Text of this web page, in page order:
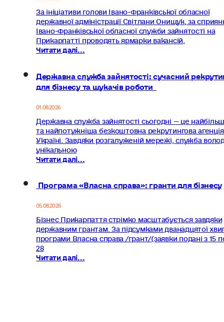
За ініціативи голови Івано-Франківської обласної
державної адміністрації Світлани Онищук, за
Івано-Франківської обласної служби зайнятості на
Прикарпатті проводять ярмарки вакансій,
Читати далі...
Державна служба зайнятості: сучасний
для бізнесу та шукачів роботи
01.08.2026
Державна служба зайнятості сьогодні — це
та найпотужніша безкоштовна рекрутингова
Україні. Завдяки розгалуженій мережі, служба
унікальною
Читати далі...
Програма «Власна справа»: гранти для бізнесу
05.08.2026
Бізнес Прикарпаття стрімко масштабується завдяки
державним грантам. За підсумками дванадцятої
програми Власна справа /грант/(заявки подані з 15
28
Читати далі...